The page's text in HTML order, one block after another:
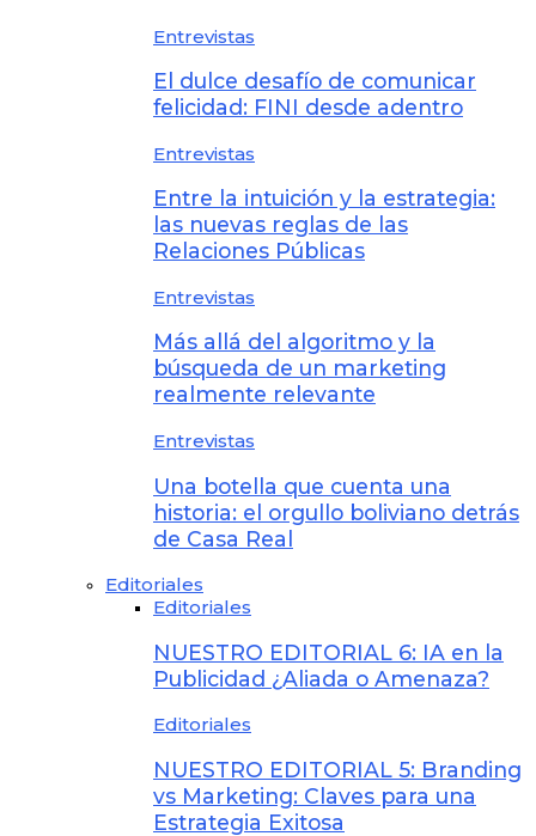
Entrevistas
El dulce desafío de comunicar
felicidad: FINI desde adentro
Entrevistas
Entre la intuición y la estrategia:
las nuevas reglas de las
Relaciones Públicas
Entrevistas
Más allá del algoritmo y la
búsqueda de un marketing
realmente relevante
Entrevistas
Una botella que cuenta una
historia: el orgullo boliviano detrás
de Casa Real
Editoriales
Editoriales
NUESTRO EDITORIAL 6: IA en la
Publicidad ¿Aliada o Amenaza?
Editoriales
NUESTRO EDITORIAL 5: Branding
vs Marketing: Claves para una
Estrategia Exitosa